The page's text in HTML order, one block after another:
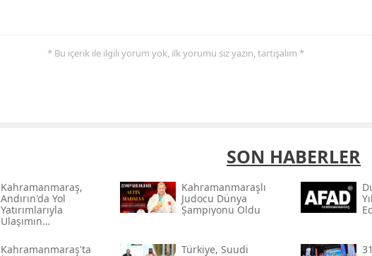
* Bu içerik ile ilgili yorum yok, ilk yorumu siz yazın, tartışalım *
SON HABERLER
Kahramanmaraş,
Andırın'da Yol
Yatırımlarıyla
Ulaşımın
Yükseltiyor
Kahramanmaraşlı
Judocu Dünya
Şampiyonu Oldu
Kahramanmaraş'ta
Türkiye, Suudi